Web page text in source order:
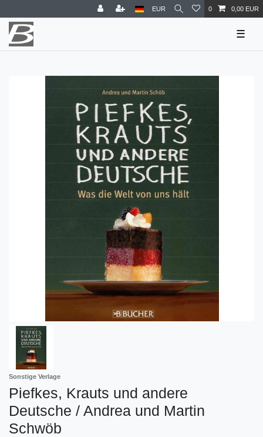
EUR 0 0,00 EUR
☰
Sonstige Verlage
Piefkes, Krauts und andere
Deutsche / Andrea und Martin
Schwöb